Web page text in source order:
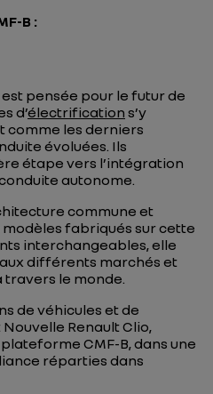
B :
pensée pour le futur de
d’électrification s’y
comme les derniers
évoluées. Ils
étape vers l’intégration
autonome.
commune et
fabriqués sur cette
interchangeables, elle
différents marchés et
travers le monde.
de véhicules et de
Renault Clio,
CMF-B, dans une
réparties dans